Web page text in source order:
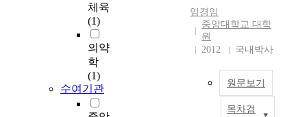
체육
(1)
의약
학
(1)
수여기관
임경임
중앙대학교 대학
원
2012
국내박사
원문보기
목차검